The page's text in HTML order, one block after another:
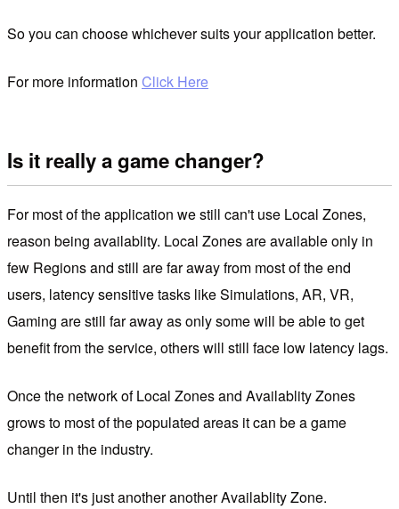
So you can choose whichever suits your application better.
For more information Click Here
Is it really a game changer?
For most of the application we still can't use Local Zones,
reason being availablity. Local Zones are available only in
few Regions and still are far away from most of the end
users, latency sensitive tasks like Simulations, AR, VR,
Gaming are still far away as only some will be able to get
benefit from the service, others will still face low latency lags.
Once the network of Local Zones and Availablity Zones
grows to most of the populated areas it can be a game
changer in the industry.
Until then it's just another another Availablity Zone.